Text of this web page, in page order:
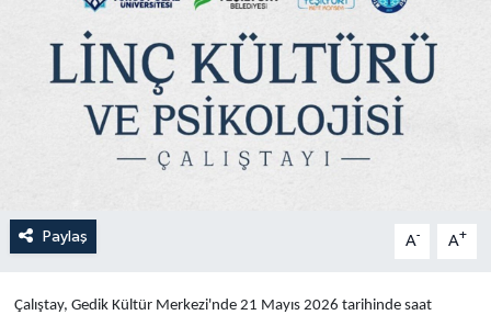
Paylaş A- A+
Çalıştay, Gedik Kültür Merkezi'nde 21 Mayıs 2026 tarihinde saat
Bi̇li̇m & Teknoloji̇
Dünya
Eği̇ti̇m